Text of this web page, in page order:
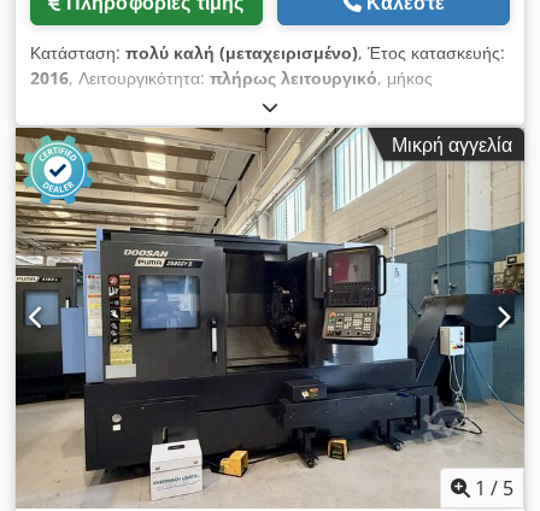
Κατάσταση: πολύ καλή (μεταχειρισμένο), Έτος κατασκευής:
2016, Λειτουργικότητα: πλήρως λειτουργικό, μήκος
, διαμέτρος τορναρίσματος:
κινητήρα ατράκτου:18 W, ταχύτητα ατράκτου (ελάχ.):30 στρ./
λ., μέγιστη ταχύτητα ατράκτου:3.500 στρ./λ., οπέρα άξονα:
81 χιλ., διαδρομή άξονα Χ:265 χιλ., διαδρομή άξονα Z:
680
χιλ., ταχεία μετατόπιση άξονα X:24 μ/λεπτό
, ταχεία
μετακίνηση άξονα Z:30 μ/λεπτό
, είδος εισερχόμενου
ρεύματος:
τριφασικός, συνολικό ύψος:1.700 χιλ., συνολικό
μήκος:3.500 χιλ., συνολικό πλάτος: 1.700 χιλ.
, μύτη
ατράκτου:ASA 8 , συνολικό βάρος: 4.900 κιλ, διάμετρος
ταλάντευσης πάνω από την ανώτερη τρόπιδα:
460 χιλ.,
διάμετρος ατράκτου:
255 χιλ., Εξοπλισμός:
τεκμηρίωση /
εγχειρίδιο, Μεταχειρισμένο τόρνο με 3 άξονες και
μηχανοκίνητα εργαλεία, εξοπλισμένος με αριθμητικό έλεγχο
CNC Fanuc 0i-TF. Cjdpjzrnl Asfx Anqoha
Μικρή αγγελία
1 / 5